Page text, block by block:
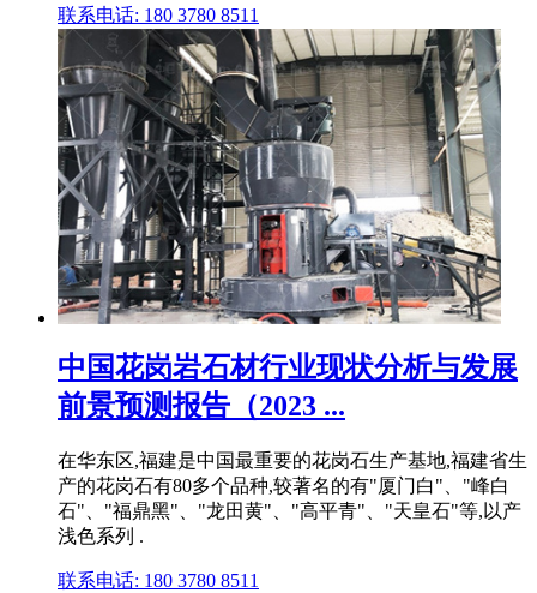
联系电话: 180 3780 8511
中国花岗岩石材行业现状分析与发展
前景预测报告（2023 ...
在华东区,福建是中国最重要的花岗石生产基地,福建省生
产的花岗石有80多个品种,较著名的有"厦门白"、"峰白
石"、"福鼎黑"、"龙田黄"、"高平青"、"天皇石"等,以产
浅色系列 .
联系电话: 180 3780 8511